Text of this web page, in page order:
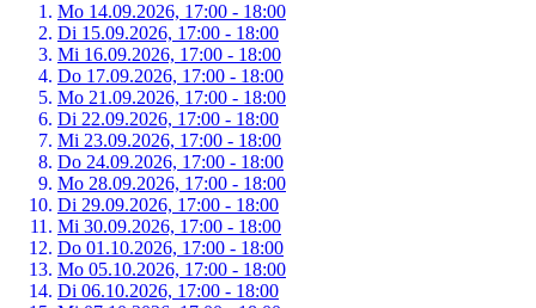
Mo 14.09.2026, 17:00 - 18:00
Di 15.09.2026, 17:00 - 18:00
Mi 16.09.2026, 17:00 - 18:00
Do 17.09.2026, 17:00 - 18:00
Mo 21.09.2026, 17:00 - 18:00
Di 22.09.2026, 17:00 - 18:00
Mi 23.09.2026, 17:00 - 18:00
Do 24.09.2026, 17:00 - 18:00
Mo 28.09.2026, 17:00 - 18:00
Di 29.09.2026, 17:00 - 18:00
Mi 30.09.2026, 17:00 - 18:00
Do 01.10.2026, 17:00 - 18:00
Mo 05.10.2026, 17:00 - 18:00
Di 06.10.2026, 17:00 - 18:00